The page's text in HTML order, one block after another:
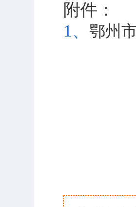
附件：
1、 鄂州